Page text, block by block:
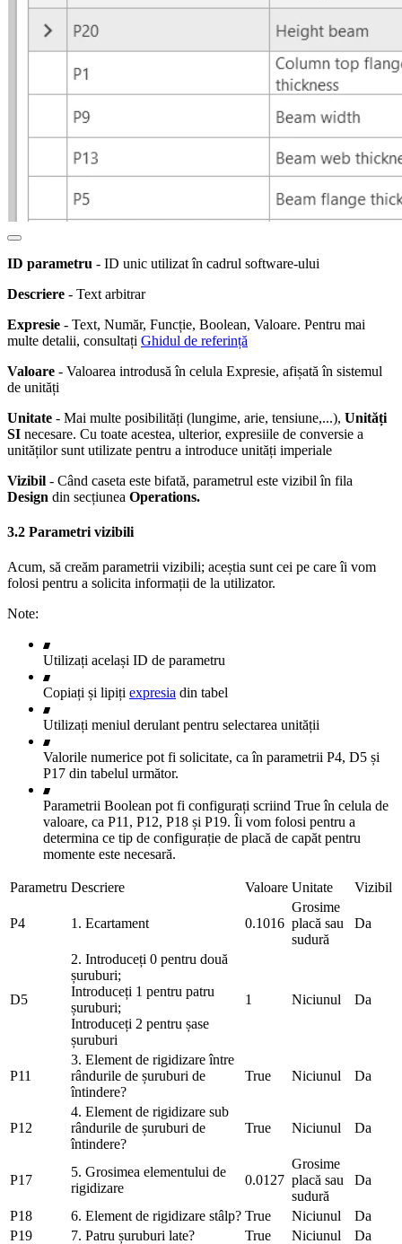
ID parametru - ID unic utilizat în cadrul software-ului
Descriere - Text arbitrar
Expresie - Text, Număr, Funcție, Boolean, Valoare. Pentru mai
multe detalii, consultați Ghidul de referință
Valoare - Valoarea introdusă în celula Expresie, afișată în sistemul
de unități
Unitate - Mai multe posibilități (lungime, arie, tensiune,...), Unități
SI necesare. Cu toate acestea, ulterior, expresiile de conversie a
unităților sunt utilizate pentru a introduce unități imperiale
Vizibil - Când caseta este bifată, parametrul este vizibil în fila
Design din secțiunea Operations.
3.2 Parametri vizibili
Acum, să creăm parametrii vizibili; aceștia sunt cei pe care îi vom
folosi pentru a solicita informații de la utilizator.
Note:
Utilizați același ID de parametru
Copiați și lipiți expresia din tabel
Utilizați meniul derulant pentru selectarea unității
Valorile numerice pot fi solicitate, ca în parametrii P4, D5 și
P17 din tabelul următor.
Parametrii Boolean pot fi configurați scriind True în celula de
valoare, ca P11, P12, P18 și P19. Îi vom folosi pentru a
determina ce tip de configurație de placă de capăt pentru
momente este necesară.
Parametru Descriere Valoare Unitate Vizibil
P4 1. Ecartament 0.1016
Grosime
placă sau
sudură
Da
D5
2. Introduceți 0 pentru două
șuruburi;
Introduceți 1 pentru patru
șuruburi;
Introduceți 2 pentru șase
șuruburi
1 Niciunul Da
P11
3. Element de rigidizare între
rândurile de șuruburi de
întindere?
True Niciunul Da
P12
4. Element de rigidizare sub
rândurile de șuruburi de
întindere?
True Niciunul Da
P17
5. Grosimea elementului de
rigidizare
0.0127
Grosime
placă sau
sudură
Da
P18 6. Element de rigidizare stâlp? True Niciunul
Da
P19
7. Patru șuruburi late? True Niciunul Da